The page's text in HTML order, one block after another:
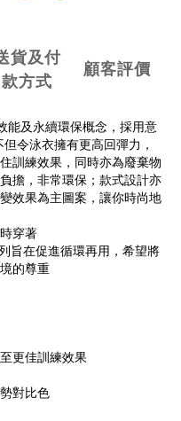
貨及付
款方式
顧客評價
能及永續環保概念，採用意
但令泳衣擁有更高回彈力，
訓練效果，同時亦為廢棄物
擔，非常環保；款式設計亦
效果為主圖案，讓你時尚地
穿著
旨在促進循環再用，希望將
的尊重
更佳訓練效果
對比色